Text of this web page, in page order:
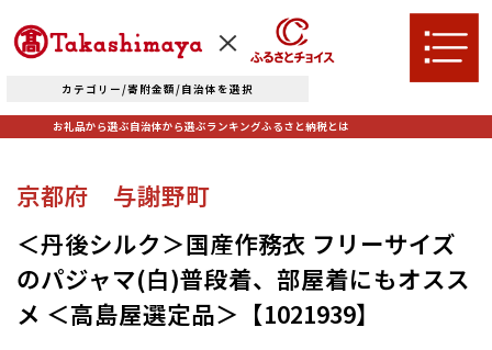
カテゴリー/寄附金額/自治体を選択
お礼品から選ぶ
肉 米・パン
自治体から選ぶ
お礼品から選ぶ自治体から選ぶランキングふるさと納税とは
京都府 与謝野町
＜丹後シルク＞国産作務衣 フリーサイズ
のパジャマ(白)普段着、部屋着にもオスス
メ ＜高島屋選定品＞【1021939】